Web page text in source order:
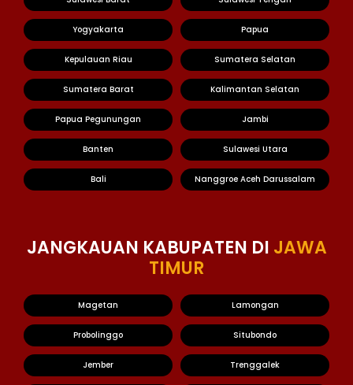
Yogyakarta Papua
Kepulauan Riau Sumatera Selatan
Sumatera Barat Kalimantan Selatan
Papua Pegunungan Jambi
Banten Sulawesi Utara
Bali Nanggroe Aceh Darussalam
JANGKAUAN KABUPATEN DI JAWA
TIMUR
Magetan Lamongan
Probolinggo Situbondo
Jember Trenggalek